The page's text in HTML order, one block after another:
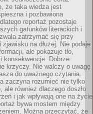
że taka wiedza jest
i pozbawiona
reportaż pozostaje
gatunków literackich i
zatrzymać się przy
zjawisku na dłużej. Nie podaje
ale pokazuje tło,
konsekwencje. Dobrze
krzyczy. Nie walczy o uwagę
do uważnego czytania.
zaczyna rozumieć nie tylko
ale również dlaczego doszło
i jak wpływają one na życie
bywa mostem między
Można przeczytać, że